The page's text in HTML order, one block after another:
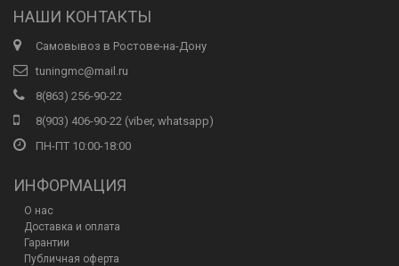
НАШИ КОНТАКТЫ
Самовывоз в Ростове-на-Дону
tuningmc@mail.ru
8(863) 256-90-22
8(903) 406-90-22 (viber, whatsapp)
ПН-ПТ 10:00-18:00
ИНФОРМАЦИЯ
О нас
Доставка и оплата
Гарантии
Публичная оферта